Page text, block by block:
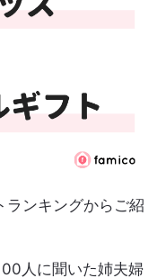
ランキングからご紹
人に聞いた姉夫婦